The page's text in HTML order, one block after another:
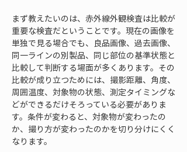
まず教えたいのは、赤外線外観検査は比較が
重要な検査だということです。現在の画像を
単独で見る場合でも、良品画像、過去画像、
同一ラインの別製品、同じ部位の基準状態と
比較して判断する場面が多くあります。その
比較が成り立つためには、撮影距離、角度、
周囲温度、対象物の状態、測定タイミングな
どができるだけそろっている必要がありま
す。条件が変わると、対象物が変わったの
か、撮り方が変わったのかを切り分けにくく
なります。